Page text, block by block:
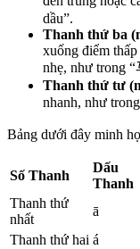
dầu”.
Thanh thứ ba
xuống điểm
nhẹ, như trong “
Thanh thứ tư
nhanh, như
Bảng dưới đây minh
Số Thanh
Dấu
Thanh
Thanh thứ
nhất
ā
Thanh thứ hai á